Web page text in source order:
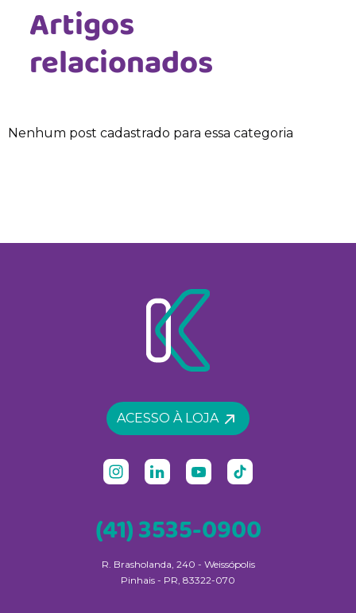
Artigos
relacionados
Nenhum post cadastrado para essa categoria
ACESSO À LOJA
(41) 3535-0900
R. Brasholanda, 240 - Weissópolis
Pinhais - PR, 83322-070